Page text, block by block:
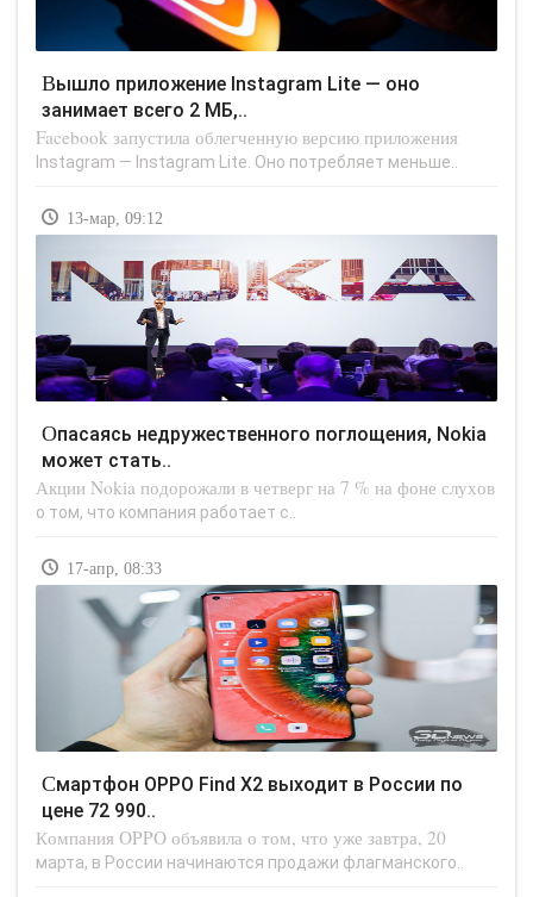
Вышло приложение Instagram Lite — оно
занимает всего 2 МБ,..
Facebook запустила облегченную версию приложения
Instagram — Instagram Lite. Оно потребляет меньше..
13-мар, 09:12
Опасаясь недружественного поглощения, Nokia
может стать..
Акции Nokia подорожали в четверг на 7 % на фоне слухов
о том, что компания работает с..
17-апр, 08:33
Смартфон OPPO Find X2 выходит в России по
цене 72 990..
Компания OPPO объявила о том, что уже завтра, 20
марта, в России начинаются продажи флагманского..